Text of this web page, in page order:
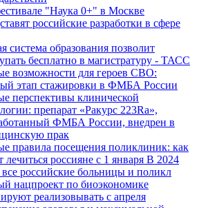
"Наука 0+" в Москве
российские разработки в сфере
система образования позволит
бесплатно в магистратуру - ТАСС
возможности для героев СВО:
этап стажировки в ФМБА России
перспективы клинической
препарат «Ракурс 223Ra»,
ФМБА России, внедрен в
прак
правила посещения поликлиник: как
лечиться россияне с 1 января В 2024
все российские больницы и поликл
нацпроект по биоэкономике
реализовывать с апреля